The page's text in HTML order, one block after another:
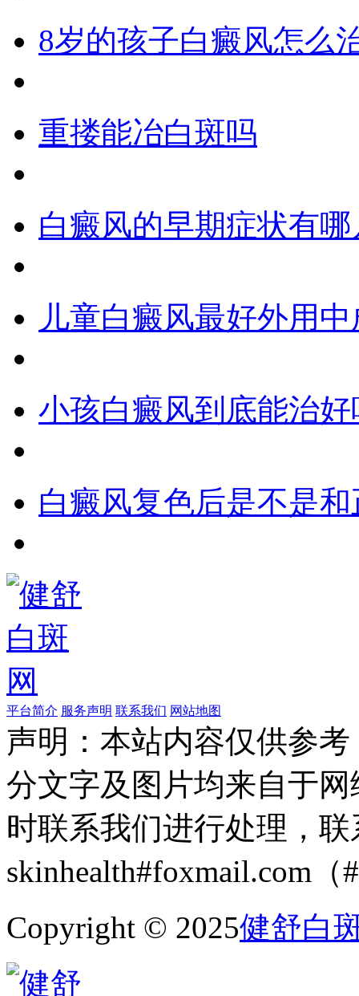
8岁的孩子白癜风怎么
重搂能冶白斑吗
白癜风的早期症状有
儿童白癜风最好外用
小孩白癜风到底能治好
白癜风复色后是不是
平台简介 服务声明 联系我们 网站地图
声明：本站内容仅供参
分文字及图片均来自于
时联系我们进行处理，
skinhealth#foxmail.com（
Copyright © 2025健舒白